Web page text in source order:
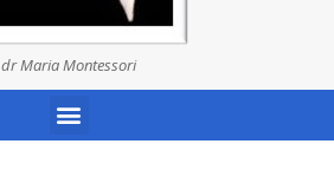
dr Maria Montessori